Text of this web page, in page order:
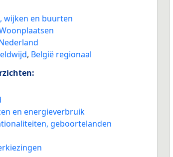
wijken en buurten
, België regionaal
en energieverbruik
geboortelanden